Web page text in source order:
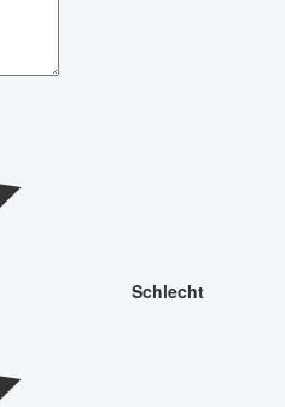
Schlecht